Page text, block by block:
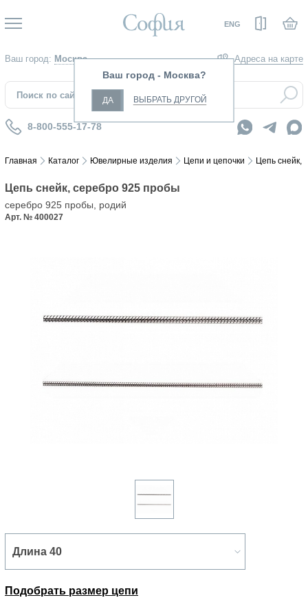
ENG Вход
Ваш город: Москва Адреса на карте
Ваш город - Москва?
ДА ВЫБРАТЬ ДРУГОЙ
8-800-555-17-78
Главная Каталог Ювелирные изделия Цепи и цепочки Цепь снейк,
Цепь снейк, серебро 925 пробы
серебро 925 пробы, родий
Арт. № 400027
Подобрать размер цепи